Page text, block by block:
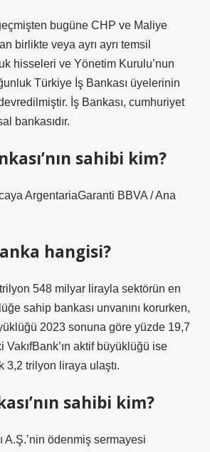
bugüne CHP ve Maliye
birlikte veya ayrı ayrı temsil
hisseleri ve Yönetim Kurulu’nun
Türkiye İş Bankası üyelerinin
İş Bankası, cumhuriyet
bankasıdır.
sahibi kim?
ArgentariaGaranti BBVA / Ana
hangisi?
548 milyar lirayla sektörün en
sahip bankası unvanını korurken,
2023 sonuna göre yüzde 19,7
VakıfBank’ın aktif büyüklüğü ise
3,2 trilyon liraya ulaştı.
sahibi kim?
A.Ş.’nin ödenmiş sermayesi